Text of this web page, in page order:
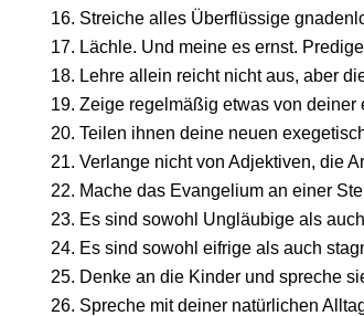
Streiche alles Überflüssige
Lächle. Und meine es ernst.
Lehre allein reicht nicht aus, aber
Zeige regelmäßig etwas von deiner
Teilen ihnen deine neuen
Verlange nicht von Adjektiven, die
Mache das Evangelium an einer
Es sind sowohl Ungläubige als
Es sind sowohl eifrige als auch
Denke an die Kinder und spreche
Spreche mit deiner natürlichen